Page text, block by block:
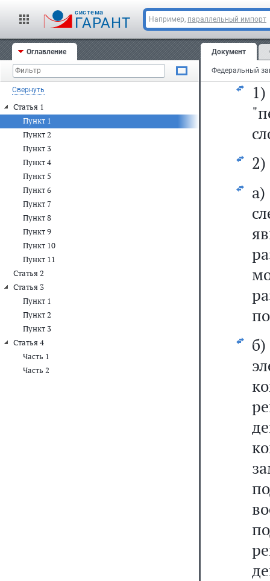
cистема
ГАРАНТ Например, параллельный импорт
Оглавление
Свернуть
Статья 1
Пункт 1
Пункт 2
Пункт 3
Пункт 4
Пункт 5
Пункт 6
Пункт 7
Пункт 8
Пункт 9
Пункт 10
Пункт 11
Статья 2
Статья 3
Пункт 1
Пункт 2
Пункт 3
Статья 4
Часть 1
Часть 2
Документ
N
N